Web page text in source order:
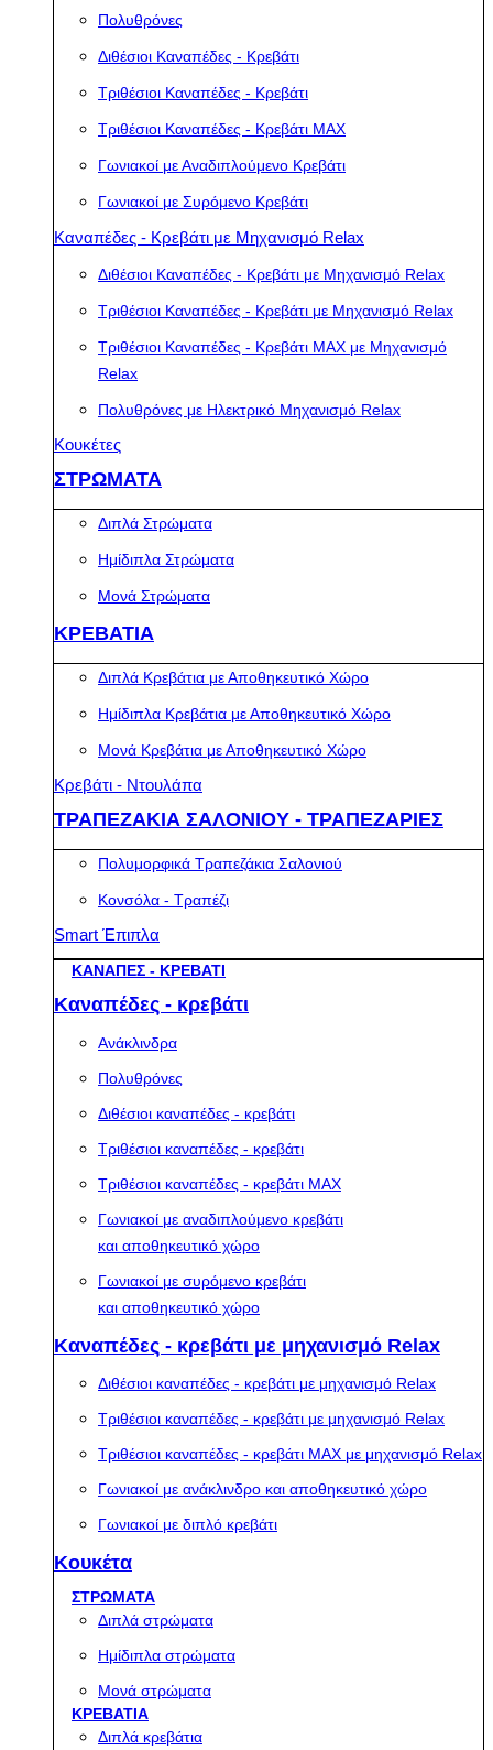
Πολυθρόνες
Διθέσιοι Καναπέδες - Κρεβάτι
Τριθέσιοι Καναπέδες - Κρεβάτι
Τριθέσιοι Καναπέδες - Κρεβάτι MAX
Γωνιακοί με Αναδιπλούμενο Κρεβάτι
Γωνιακοί με Συρόμενο Κρεβάτι
Καναπέδες - Κρεβάτι με Μηχανισμό Relax
Διθέσιοι Καναπέδες - Κρεβάτι με Μηχανισμό Relax
Τριθέσιοι Καναπέδες - Κρεβάτι με Μηχανισμό Relax
Τριθέσιοι Καναπέδες - Κρεβάτι MAX με Μηχανισμό
Relax
Πολυθρόνες με Ηλεκτρικό Μηχανισμό Relax
Κουκέτες
ΣΤΡΩΜΑΤΑ
Διπλά Στρώματα
Ημίδιπλα Στρώματα
Μονά Στρώματα
ΚΡΕΒΑΤΙΑ
Διπλά Κρεβάτια με Αποθηκευτικό Χώρο
Ημίδιπλα Κρεβάτια με Αποθηκευτικό Χώρο
Μονά Κρεβάτια με Αποθηκευτικό Χώρο
Κρεβάτι - Ντουλάπα
ΤΡΑΠΕΖΑΚΙΑ ΣΑΛΟΝΙΟΥ - ΤΡΑΠΕΖΑΡΙΕΣ
Πολυμορφικά Τραπεζάκια Σαλονιού
Κονσόλα - Τραπέζι
Smart Έπιπλα
ΚΑΝΑΠΕΣ - ΚΡΕΒΑΤΙ
Καναπέδες - κρεβάτι
Ανάκλινδρα
Πολυθρόνες
Διθέσιοι καναπέδες - κρεβάτι
Τριθέσιοι καναπέδες - κρεβάτι
Τριθέσιοι καναπέδες - κρεβάτι MAX
Γωνιακοί με αναδιπλούμενο κρεβάτι
και αποθηκευτικό χώρο
Γωνιακοί με συρόμενο κρεβάτι
και αποθηκευτικό χώρο
Καναπέδες - κρεβάτι με μηχανισμό Relax
Διθέσιοι καναπέδες - κρεβάτι με μηχανισμό Relax
Τριθέσιοι καναπέδες - κρεβάτι με μηχανισμό Relax
Τριθέσιοι καναπέδες - κρεβάτι MAX με μηχανισμό Relax
Γωνιακοί με ανάκλινδρο και αποθηκευτικό χώρο
Γωνιακοί με διπλό κρεβάτι
Κουκέτα
ΣΤΡΩΜΑΤΑ
Διπλά στρώματα
Ημίδιπλα στρώματα
Μονά στρώματα
ΚΡΕΒΑΤΙΑ
Διπλά κρεβάτια